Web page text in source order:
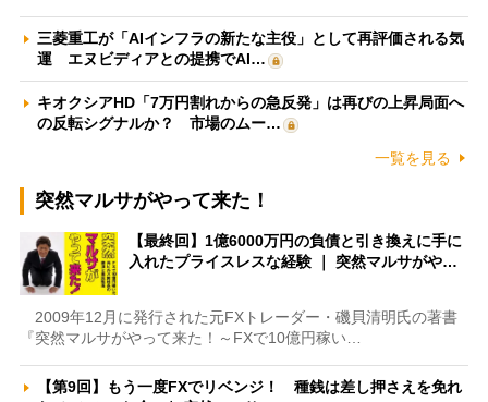
三菱重工が「AIインフラの新たな主役」として再評価される気
運 エヌビディアとの提携でAI…
キオクシアHD「7万円割れからの急反発」は再びの上昇局面へ
の反転シグナルか？ 市場のムー…
一覧を見る
突然マルサがやって来た！
【最終回】1億6000万円の負債と引き換えに手に
入れたプライスレスな経験 ｜ 突然マルサがや…
2009年12月に発行された元FXトレーダー・磯貝清明氏の著書
『突然マルサがやって来た！～FXで10億円稼い…
【第9回】もう一度FXでリベンジ！ 種銭は差し押さえを免れ